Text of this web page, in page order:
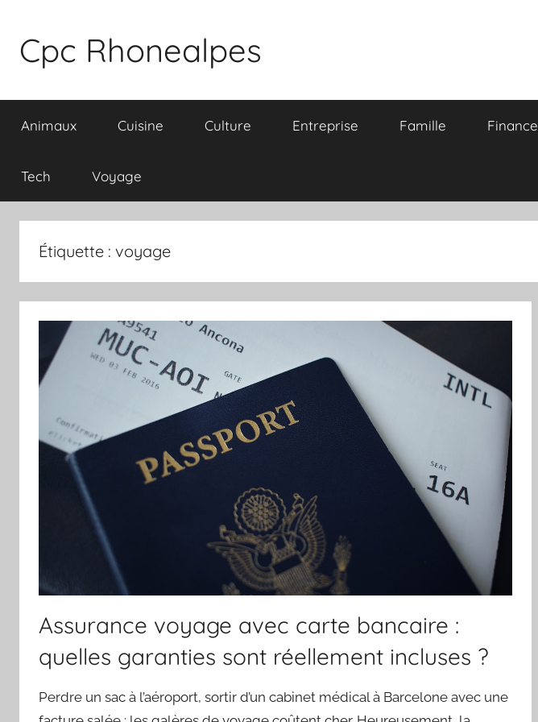
contenu
Cpc Rhonealpes
Animaux Cuisine Culture Entreprise Famille Finance
Tech Voyage
Étiquette : voyage
Assurance voyage avec carte bancaire :
quelles garanties sont réellement incluses ?
Perdre un sac à l’aéroport, sortir d’un cabinet médical à Barcelone avec une